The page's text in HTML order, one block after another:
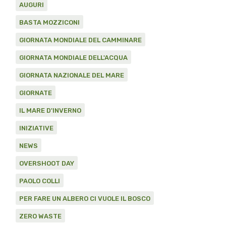
AUGURI
BASTA MOZZICONI
GIORNATA MONDIALE DEL CAMMINARE
GIORNATA MONDIALE DELL'ACQUA
GIORNATA NAZIONALE DEL MARE
GIORNATE
IL MARE D'INVERNO
INIZIATIVE
NEWS
OVERSHOOT DAY
PAOLO COLLI
PER FARE UN ALBERO CI VUOLE IL BOSCO
ZERO WASTE